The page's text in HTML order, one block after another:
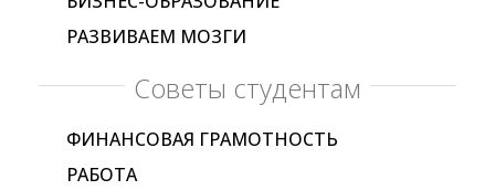
РАЗВИВАЕМ МОЗГИ
Советы студентам
ФИНАНСОВАЯ ГРАМОТНОСТЬ
РАБОТА